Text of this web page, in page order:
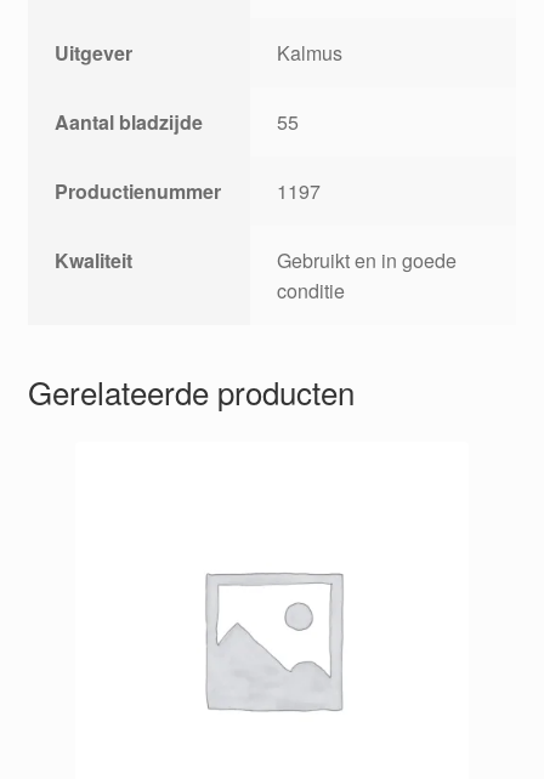
Uitgever Kalmus
Aantal bladzijde 55
Productienummer 1197
Kwaliteit
Gebruikt en in goede
conditie
Gerelateerde producten